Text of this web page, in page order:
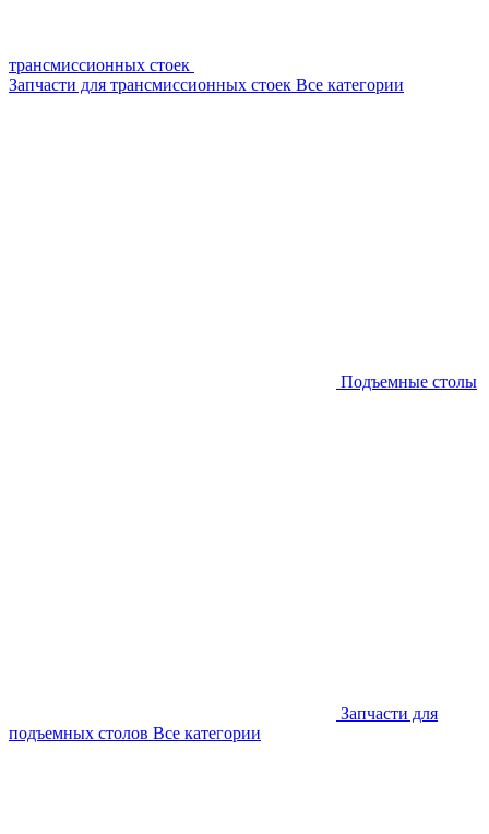
трансмиссионных стоек
Запчасти для трансмиссионных стоек Все категории
Подъемные столы
Запчасти для
подъемных столов Все категории